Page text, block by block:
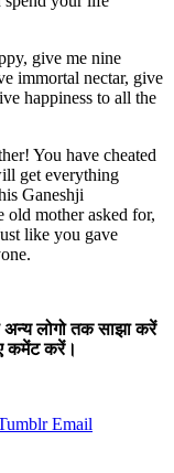
give me nine
immortal nectar, give
happiness to all the
You have cheated
get everything
Ganeshji
old mother asked for,
like you gave
लोगो तक साझा करें
कमेंट करें।
Email